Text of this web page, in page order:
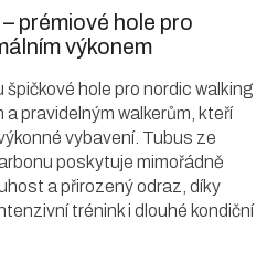
prémiové hole pro
výkonem
špičkové hole pro nordic walking
pravidelným walkerům, kteří
vybavení. Tubus ze
poskytuje mimořádně
a přirozený odraz, díky
trénink i dlouhé kondiční